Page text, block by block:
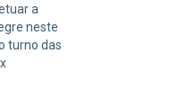
a
neste
turno das